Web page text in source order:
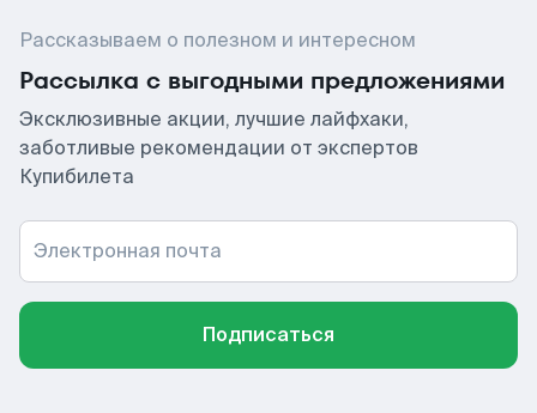
Рассказываем о полезном и интересном
Рассылка с выгодными предложениями
Эксклюзивные акции, лучшие лайфхаки,
заботливые рекомендации от экспертов
Купибилета
Электронная почта
Подписаться